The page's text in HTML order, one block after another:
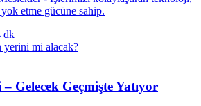
etme gücüne sahip.
dk
Gelecek Geçmişte Yatıyor